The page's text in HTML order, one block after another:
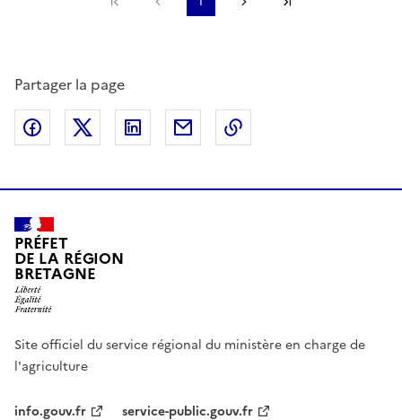
Partager la page
Partager sur Facebook
Partager sur X (anciennement Twitter)
Partager sur LinkedIn
Partager par email
PRÉFET
DE LA RÉGION
BRETAGNE
Site officiel du service régional du ministère en charge de
l'agriculture
info.gouv.fr service-public.gouv.fr